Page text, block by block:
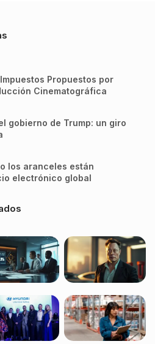
Propuestos por
Cinematográfica
gobierno de Trump: un giro
los aranceles están
electrónico global